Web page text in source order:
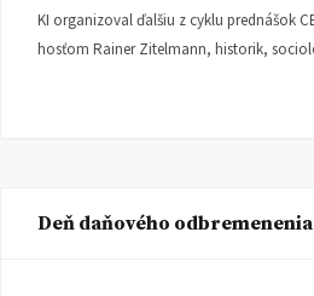
KI organizoval ďalšiu z cyklu prednášok
hosťom Rainer Zitelmann, historik,
Deň daňového odbremenenia